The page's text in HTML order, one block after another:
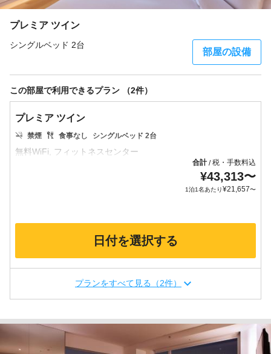
プレミア ツイン
シングルベッド 2台
部屋の設備
この部屋で利用できるプラン （2件）
プレミア ツイン
禁煙 食事なし シングルベッド 2台
合計/税・手数料込
¥43,313〜
1泊1名あたり¥21,657〜
日付を選択する
プランをすべて見る（2件）